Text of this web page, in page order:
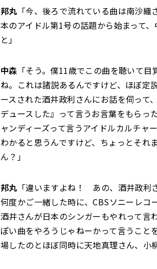
邦丸 「今、後ろで流れている曲は南沙
本のアイドル第1号の話題から始まって
と」
中森 「そう。僕11歳でこの曲を聴いて
ね。これは諸説あるんですけど、ほぼ定
ースされた酒井政利さんにお話を伺って
デュースした』って言うお言葉をもらっ
ャンディーズって言うアイドルカルチャ
わかると思うんですけど、ちょっとそれ
ん？」
邦丸 「違いますよね！ あの、酒井政
何度かご一緒した時に、CBSソニーレコ
酒井さんが日本のシンガーもやれって言
ぽい曲をやろうじゃねーかって言うこと
場したのとほぼ同時に天地真理さん、小